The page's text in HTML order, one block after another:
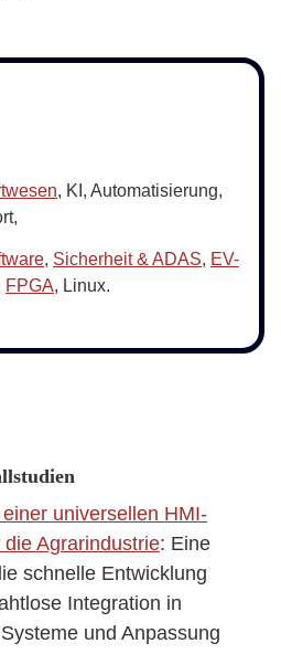
, KI, Automatisierung,
, Sicherheit & ADAS, EV-
FPGA, Linux.
universellen HMI-
Agrarindustrie: Eine
schnelle Entwicklung
Integration in
und Anpassung